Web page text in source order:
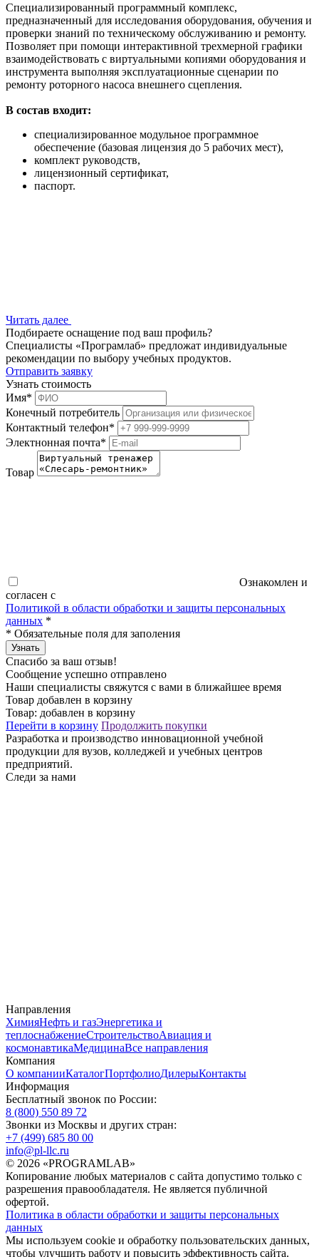
Специализированный программный комплекс,
предназначенный для исследования оборудования, обучения и
проверки знаний по техническому обслуживанию и ремонту.
Позволяет при помощи интерактивной трехмерной графики
взаимодействовать с виртуальными копиями оборудования и
инструмента выполняя эксплуатационные сценарии по
ремонту роторного насоса внешнего сцепления.
В состав входит:
специализированное модульное программное
обеспечение (базовая лицензия до 5 рабочих мест),
комплект руководств,
лицензионный сертификат,
паспорт.
Читать далее
Подбираете оснащение под ваш профиль?
Специалисты «Програмлаб» предложат индивидуальные
рекомендации по выбору учебных продуктов.
Отправить заявку
Узнать стоимость
Имя*
Конечный потребитель
Контактный телефон*
Электнонная почта*
Товар
Ознакомлен и
согласен с
Политикой в области обработки и защиты персональных
данных *
* Обязательные поля для заполения
Узнать
Спасибо за ваш отзыв!
Сообщение успешно отправлено
Наши специалисты свяжутся с вами в ближайшее время
Товар добавлен в корзину
Товар: добавлен в корзину
Перейти в корзину Продолжить покупки
Разработка и производство инновационной учебной
продукции для вузов, колледжей и учебных центров
предприятий.
Следи за нами
Направления
ХимияНефть и газЭнергетика и
теплоснабжениеСтроительствоАвиация и
космонавтикаМедицинаВсе направления
Компания
О компанииКаталогПортфолиоДилерыКонтакты
Информация
Бесплатный звонок по России:
8 (800) 550 89 72
Звонки из Москвы и других стран:
+7 (499) 685 80 00
info@pl-llc.ru
© 2026 «PROGRAMLAB»
Копирование любых материалов с сайта допустимо только с
разрешения правообладателя. Не является публичной
офертой.
Политика в области обработки и защиты персональных
данных
Мы используем cookie и обработку пользовательских данных,
чтобы улучшить работу и повысить эффективность сайта.